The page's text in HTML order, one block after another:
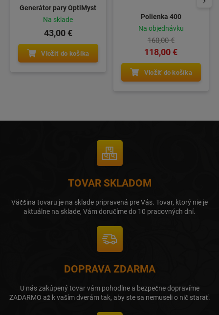
Generátor pary OptiMyst
Na sklade
43,00 €
Vložiť do košíka
Polienka 400
Na objednávku
160,00 €
118,00 €
Vložiť do košíka
TOVAR SKLADOM
Väčšina tovaru je na sklade pripravená pre Vás. Tovar, ktorý nie je
aktuálne na sklade, Vám doručíme do 10 pracovných dní.
DOPRAVA ZDARMA
U nás zakúpený tovar vám pohodlne a bezpečne dopravíme
ZADARMO až k vaším dverám tak, aby ste sa nemuseli o nič starať.